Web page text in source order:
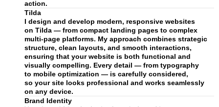
action.
Tilda
I design and develop modern, responsive websites
on Tilda — from compact landing pages to complex
multi-page platforms. My approach combines strategic
structure, clean layouts, and smooth interactions,
ensuring that your website is both functional and
visually compelling. Every detail — from typography
to mobile optimization — is carefully considered,
so your site looks professional and works seamlessly
on any device.
Brand Identity